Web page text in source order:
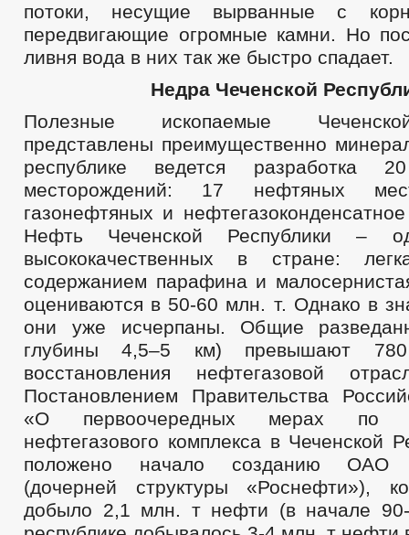
потоки, несущие вырванные с
передвигающие огромные камни. Но
ливня вода в них так же быстро спадает.
Недра Чеченской
Полезные ископаемые
представлены преимущественно
республике ведется разработка
месторождений: 17 нефтяных
газонефтяных и
Нефть Чеченской Республики –
высококачественных в стране:
содержанием парафина и
оцениваются в 50-60 млн. т. Однако в
они уже исчерпаны. Общие
глубины 4,5–5 км) превышают
восстановления нефтегазовой
Постановлением Правительства
«О первоочередных мерах по
нефтегазового комплекса в Чеченской
положено начало созданию ОАО
(дочерней структуры «Роснефти»),
добыло 2,1 млн. т нефти (в начале